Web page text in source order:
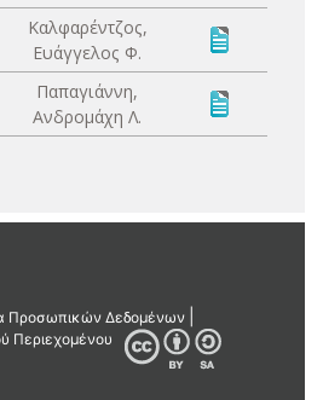
Καλφαρέντζος,
Ευάγγελος Φ.
Παπαγιάννη,
Ανδρομάχη Λ.